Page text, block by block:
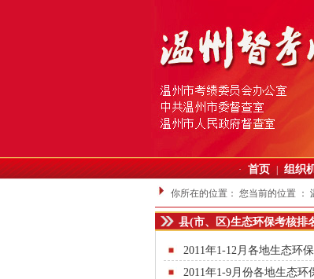
· 首页 | 组织
你所在的位置： 您当前的位置 ：
县(市、区)生态环保考核排
2011年1-12月各地生态环
2011年1-9月份各地生态